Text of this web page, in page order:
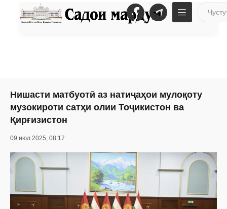
Нишасти матбуотӣ аз натиҷаҳои мулоқоту
музокироти сатҳи олии Тоҷикистон ва
Қирғизистон
09 июл 2025, 08:17